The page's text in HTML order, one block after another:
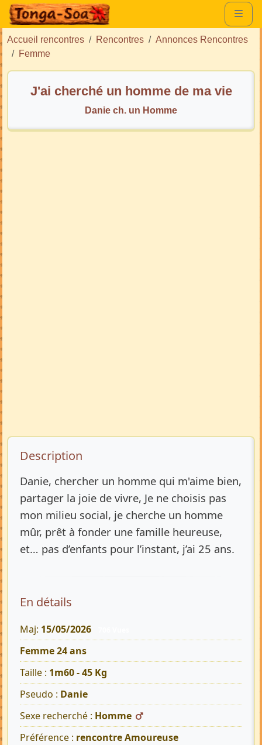
Accueil rencontres Rencontres
Annonces Rencontres
Femme
J'ai cherché un homme de ma vie
Danie ch. un Homme
Description de l’annonce
Description
Danie, chercher un homme qui m'aime bien,
partager la joie de vivre, Je ne choisis pas
mon milieu social, je cherche un homme
mûr, prêt à fonder une famille heureuse,
et… pas d’enfants pour l’instant, j’ai 25 ans.
En détails
Maj: 15/05/2026
Femme 24 ans
Taille : 1m60 - 45 Kg
Pseudo : Danie
Sexe recherché : Homme
Préférence : rencontre Amoureuse